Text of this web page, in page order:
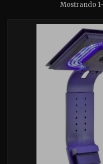
Mostrando